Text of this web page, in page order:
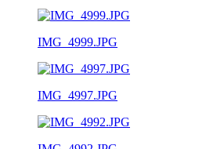
IMG_4999.JPG
IMG_4997.JPG